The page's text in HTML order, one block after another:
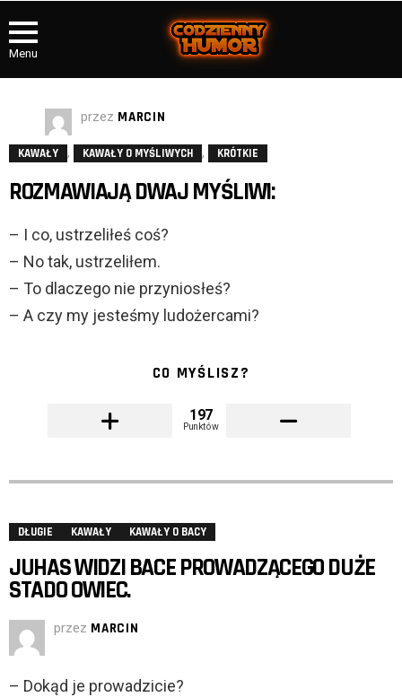
Menu
przez MARCIN
KAWAŁY , KAWAŁY O MYŚLIWYCH , KRÓTKIE
ROZMAWIAJĄ DWAJ MYŚLIWI:
– I co, ustrzeliłeś coś?
– No tak, ustrzeliłem.
– To dlaczego nie przyniosłeś?
– A czy my jesteśmy ludożercami?
CO MYŚLISZ?
197
Punktów
DŁUGIE KAWAŁY KAWAŁY O BACY
JUHAS WIDZI BACE PROWADZĄCEGO DUŻE
STADO OWIEC.
przez MARCIN
– Dokąd je prowadzicie?